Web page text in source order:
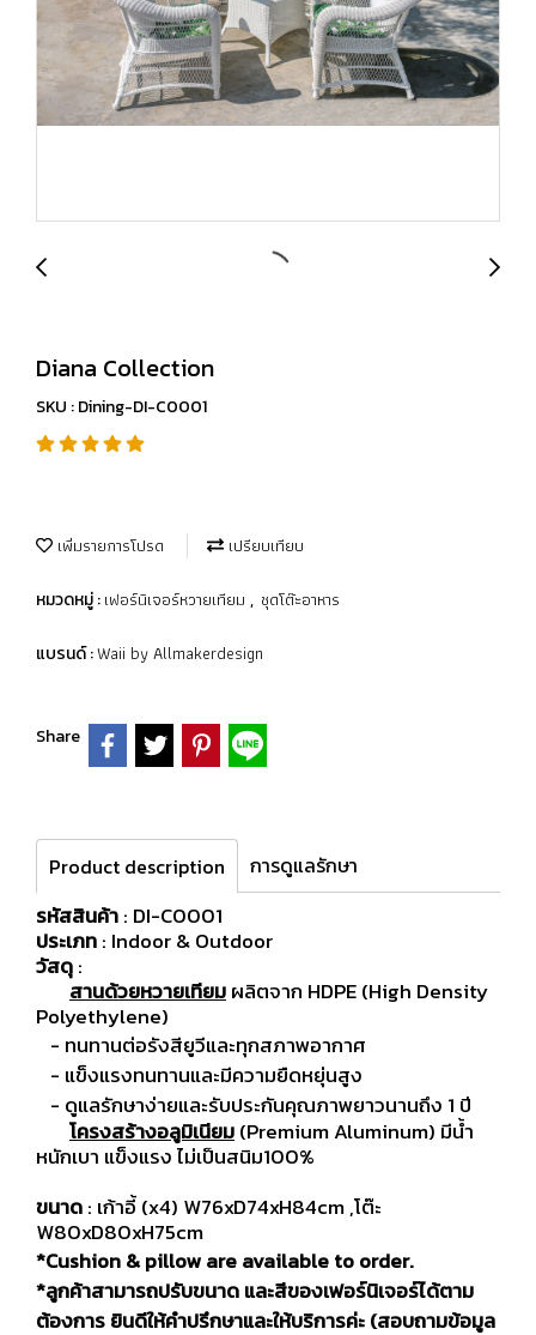
Diana Collection
SKU : Dining-DI-C0001
เพิ่มรายการโปรด เปรียบเทียบ
หมวดหมู่ :เฟอร์นิเจอร์หวายเทียม , ชุดโต๊ะอาหาร
แบรนด์ :Waii by Allmakerdesign
Share
Product description การดูแลรักษา
รหัสสินค้า: DI-C0001
ประเภท: Indoor & Outdoor
วัสดุ:
สานด้วยหวายเทียมผลิตจาก HDPE (High Density
Polyethylene)
- ทนทานต่อรังสียูวีและทุกสภาพอากาศ
- แข็งแรงทนทานและมีความยืดหยุ่นสูง
- ดูแลรักษาง่ายและรับประกันคุณภาพยาวนานถึง 1 ปี
โครงสร้างอลูมิเนียม(Premium Aluminum) มีน้ำ
หนักเบา แข็งแรง ไม่เป็นสนิม100%
ขนาด: เก้าอี้ (x4) W76xD74xH84cm ,โต๊ะ
W80xD80xH75cm
*Cushion & pillow are available to order.
*ลูกค้าสามารถปรับขนาด และสีของเฟอร์นิเจอร์ได้ตาม
ต้องการ ยินดีให้คำปรึกษาและให้บริการค่ะ (สอบถามข้อมูล